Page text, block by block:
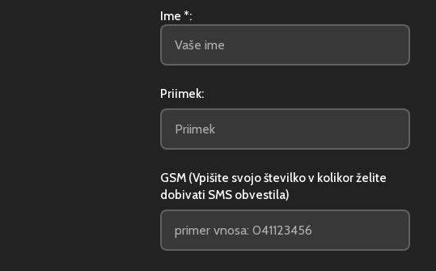
Ime *:
Priimek:
GSM (Vpišite svojo številko v kolikor želite
dobivati SMS obvestila)